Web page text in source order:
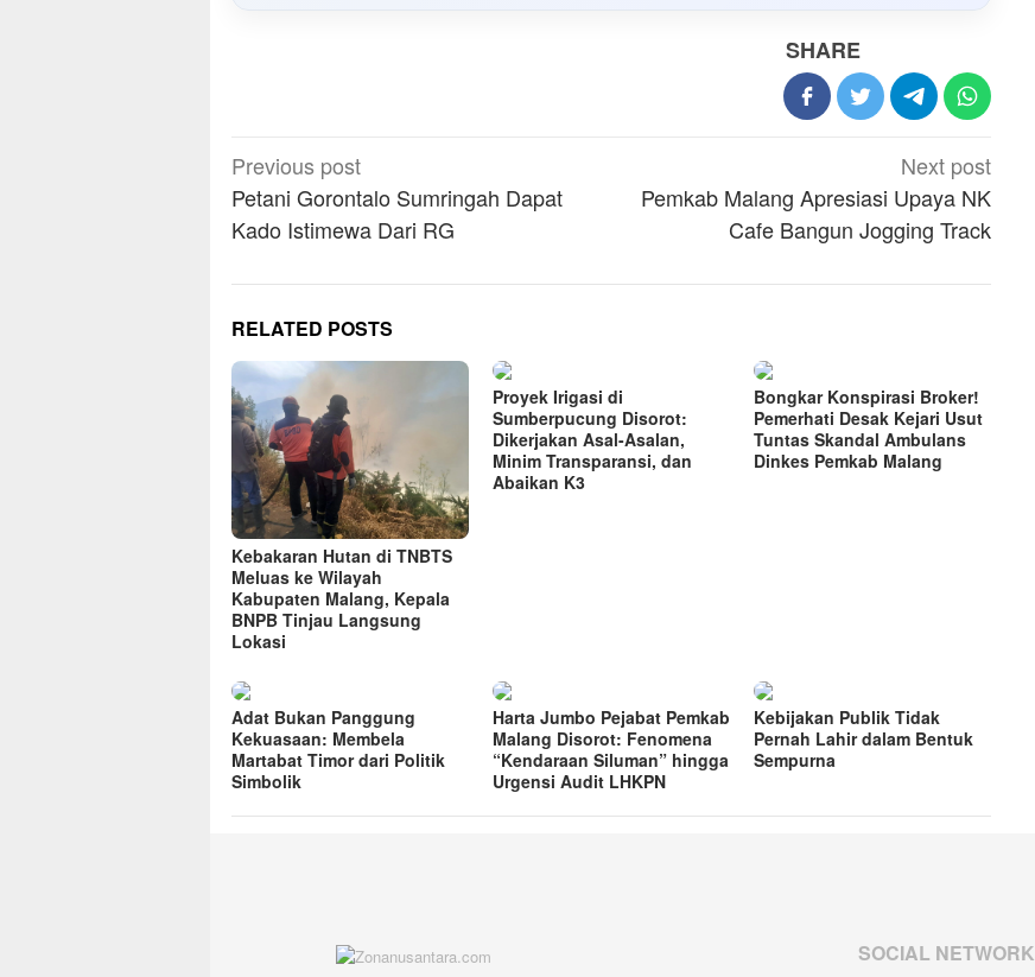
SHARE
Post
navigation
Previous post
Petani Gorontalo Sumringah Dapat
Kado Istimewa Dari RG
Next post
Pemkab Malang Apresiasi Upaya NK
Cafe Bangun Jogging Track
RELATED POSTS
Kebakaran Hutan di TNBTS
Meluas ke Wilayah
Kabupaten Malang, Kepala
BNPB Tinjau Langsung
Lokasi
Proyek Irigasi di
Sumberpucung Disorot:
Dikerjakan Asal-Asalan,
Minim Transparansi, dan
Abaikan K3
Bongkar Konspirasi Broker!
Pemerhati Desak Kejari Usut
Tuntas Skandal Ambulans
Dinkes Pemkab Malang
Adat Bukan Panggung
Kekuasaan: Membela
Martabat Timor dari Politik
Simbolik
Harta Jumbo Pejabat Pemkab
Malang Disorot: Fenomena
“Kendaraan Siluman” hingga
Urgensi Audit LHKPN
Kebijakan Publik Tidak
Pernah Lahir dalam Bentuk
Sempurna
SOCIAL NETWORK